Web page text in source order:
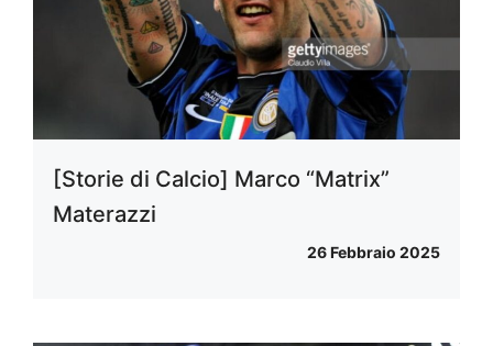
[Storie di Calcio] Marco “Matrix”
Materazzi
26 Febbraio 2025